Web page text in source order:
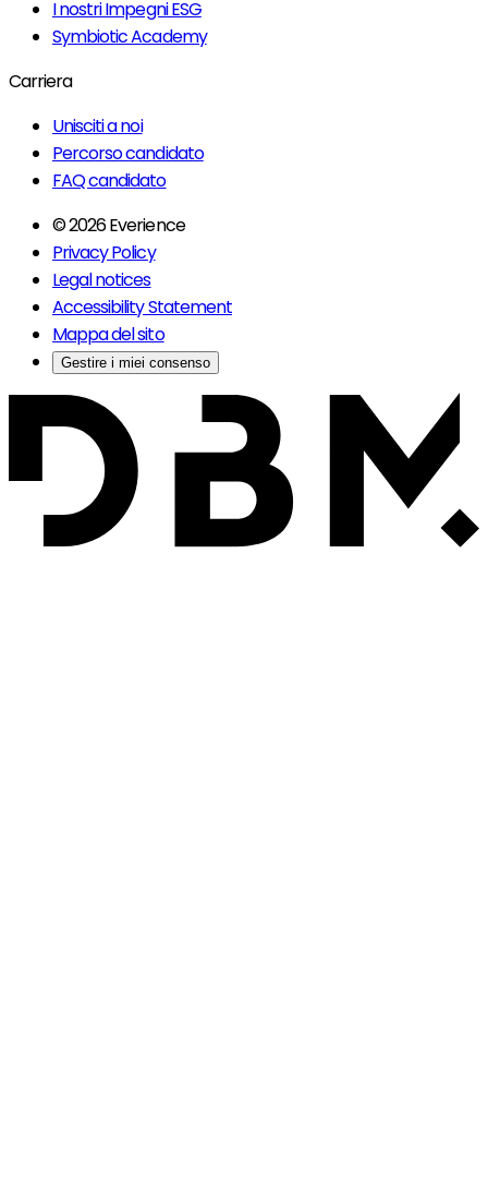
I nostri Impegni ESG
Symbiotic Academy
Carriera
Unisciti a noi
Percorso candidato
FAQ candidato
© 2026 Everience
Privacy Policy
Legal notices
Accessibility Statement
Mappa del sito
Gestire i miei consenso